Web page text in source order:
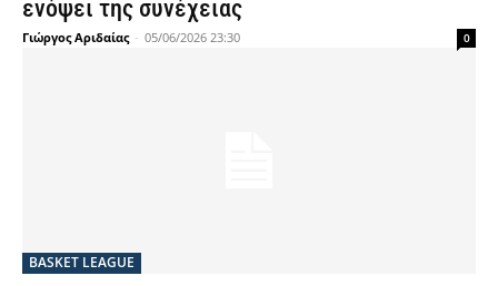
ενόψει της συνέχειας
Γιώργος Αριδαίας - 05/06/2026 23:30 0
BASKET LEAGUE